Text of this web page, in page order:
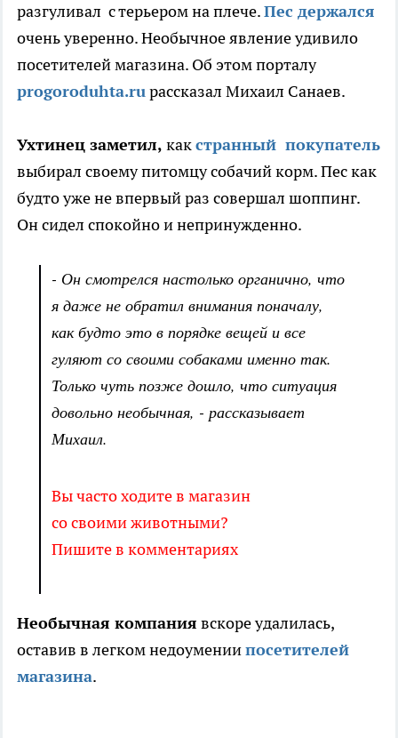
разгуливал с терьером на плече.Пес держался
очень уверенно. Необычное явление удивило
посетителей магазина. Об этом порталу
progoroduhta.ruрассказал Михаил Санаев.
Ухтинец заметил, какстранный покупатель
выбирал своему питомцу собачий корм. Пес как
будто уже не впервый раз совершал шоппинг.
Он сидел спокойно и непринужденно.
- Он смотрелся настолько органично, что
я даже не обратил внимания поначалу,
как будто это в порядке вещей и все
гуляют со своими собаками именно так.
Только чуть позже дошло, что ситуация
довольно необычная, - рассказывает
Михаил.
Вы часто ходите в магазин
со своими животными?
Пишите в комментариях
Необычная компания вскоре удалилась,
оставив в легком недоумениипосетителей
магазина.